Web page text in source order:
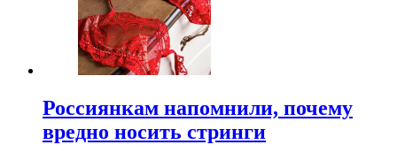
Россиянкам напомнили, почему
вредно носить стринги